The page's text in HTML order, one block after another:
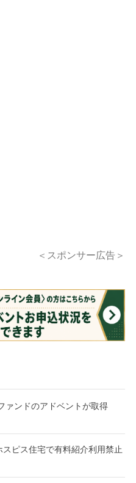
＜スポンサー広告＞
ンドのアドベントが取得
ピス住宅で有料紹介利用禁止